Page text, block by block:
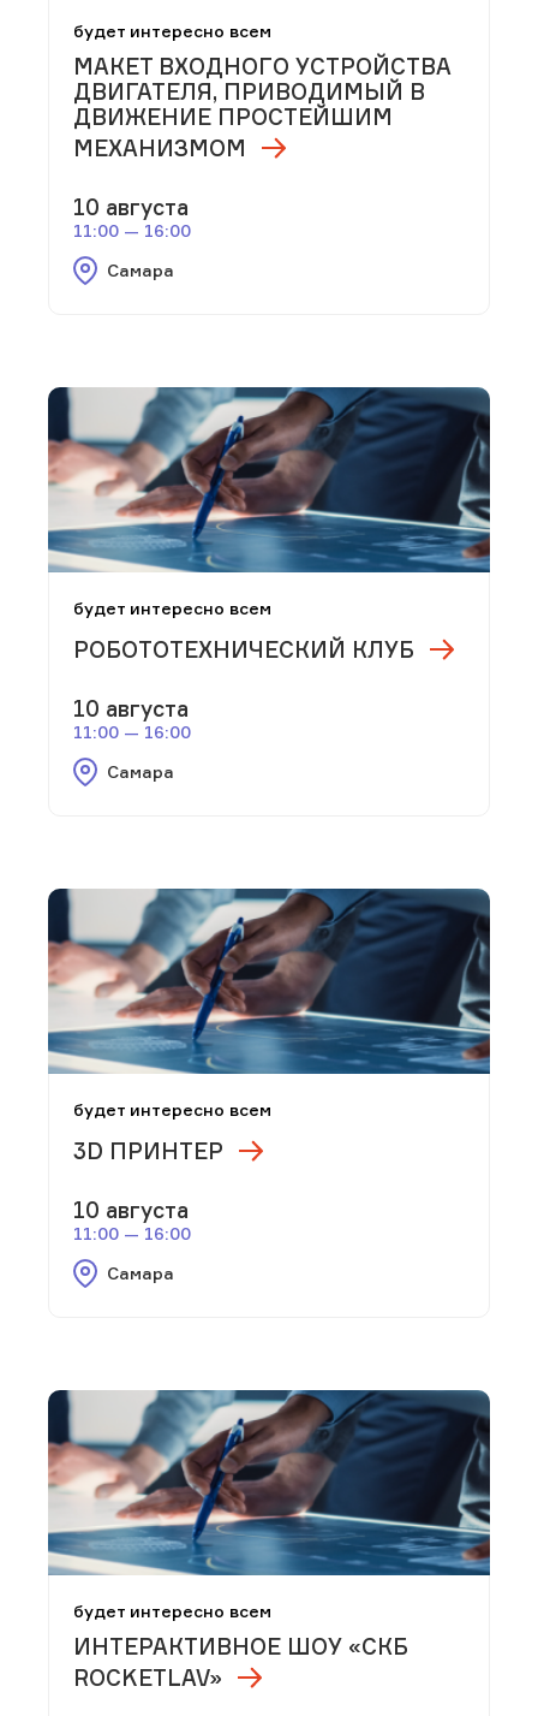
будет интересно всем
МАКЕТ ВХОДНОГО УСТРОЙСТВА
ДВИГАТЕЛЯ, ПРИВОДИМЫЙ В
ДВИЖЕНИЕ ПРОСТЕЙШИМ
МЕХАНИЗМОМ
10 августа
11:00 — 16:00
Самара
будет интересно всем
РОБОТОТЕХНИЧЕСКИЙ КЛУБ
10 августа
11:00 — 16:00
Самара
будет интересно всем
3D ПРИНТЕР
10 августа
11:00 — 16:00
Самара
будет интересно всем
ИНТЕРАКТИВНОЕ ШОУ «СКБ
ROCKETLAV»